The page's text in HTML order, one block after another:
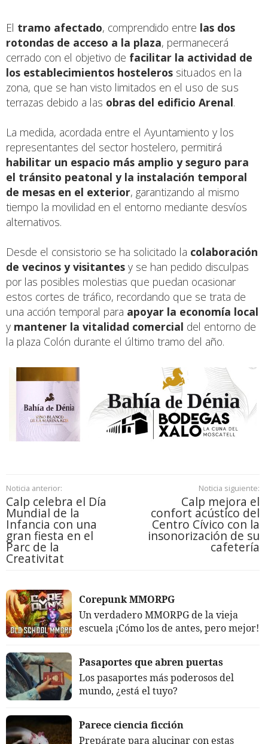
El tramo afectado, comprendido entre las dos
rotondas de acceso a la plaza, permanecerá
cerrado con el objetivo de facilitar la actividad de
los establecimientos hosteleros situados en la
zona, que se han visto limitados en el uso de sus
terrazas debido a las obras del edificio Arenal.
La medida, acordada entre el Ayuntamiento y los
representantes del sector hostelero, permitirá
habilitar un espacio más amplio y seguro para
el tránsito peatonal y la instalación temporal
de mesas en el exterior, garantizando al mismo
tiempo la movilidad en el entorno mediante desvíos
alternativos.
Desde el consistorio se ha solicitado la colaboración
de vecinos y visitantes y se han pedido disculpas
por las posibles molestias que puedan ocasionar
estos cortes de tráfico, recordando que se trata de
una acción temporal para apoyar la economía local
y mantener la vitalidad comercial del entorno de
la plaza Colón durante el último tramo del año.
Noticia anterior:
Calp celebra el Día
Mundial de la
Infancia con una
gran fiesta en el
Parc de la
Creativitat
Noticia siguiente:
Calp mejora el
confort acústico del
Centro Cívico con la
insonorización de su
cafetería
Corepunk MMORPG
Un verdadero MMORPG de la vieja
escuela ¡Cómo los de antes, pero mejor!
Pasaportes que abren puertas
Los pasaportes más poderosos del
mundo, ¿está el tuyo?
Parece ciencia ficción
Prepárate para alucinar con estas